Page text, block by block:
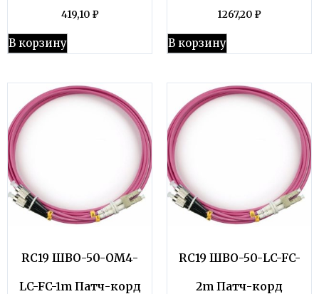
419,10 ₽
В корзину
1267,20 ₽
В корзину
RC19 ШВО-50-OM4-
LC-FC-1m Патч-корд
RC19 ШВО-50-LC-FC-
2m Патч-корд